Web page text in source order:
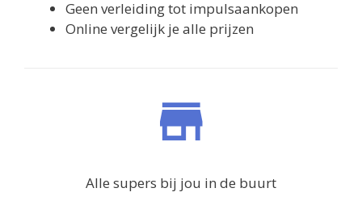
Geen verleiding tot impulsaankopen
Online vergelijk je alle prijzen
Alle supers bij jou in de buurt